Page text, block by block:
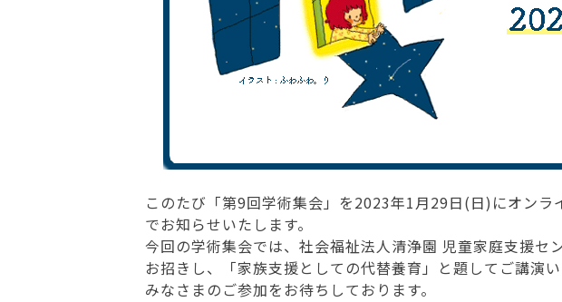
このたび「第9回学術集会」を2023年1月29日(日)にオン
でお知らせいたします。
今回の学術集会では、社会福祉法人清浄園 児童家庭支援セ
お招きし、「家族支援としての代替養育」と題してご講演い
みなさまのご参加をお待ちしております。